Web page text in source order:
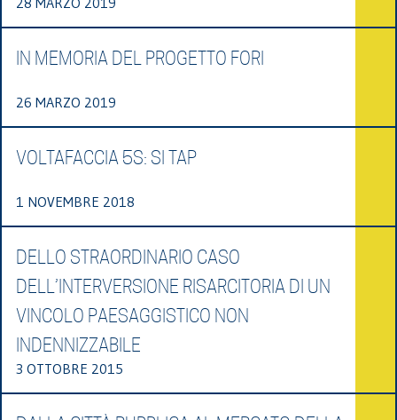
IN MEMORIA DEL PROGETTO FORI
26 MARZO 2019
VOLTAFACCIA 5S: SI TAP
1 NOVEMBRE 2018
DELLO STRAORDINARIO CASO
DELL’INTERVERSIONE RISARCITORIA DI UN
VINCOLO PAESAGGISTICO NON
INDENNIZZABILE
3 OTTOBRE 2015